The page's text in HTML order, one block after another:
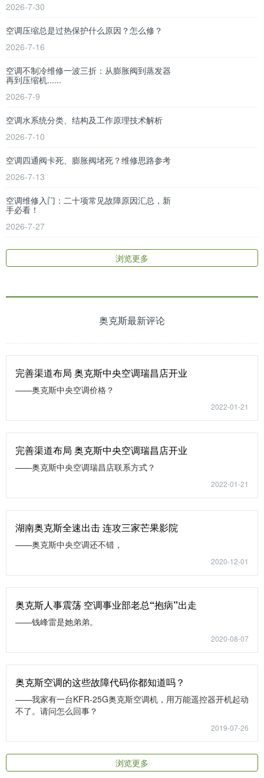
2026-7-30
空调压缩总是过热保护什么原因？怎么修？
2026-7-16
空调不制冷维修一波三折：从膨胀阀到蒸发器
再到压缩机......
2026-7-9
空调水系统分类、结构及工作原理技术解析
2026-7-10
空调四通阀卡死、膨胀阀堵死？维修思路参考
2026-7-13
空调维修入门：二十项常见故障原因汇总，新
手必看！
2026-7-27
浏览更多
奥克斯最新评论
完善渠道布局 奥克斯中央空调瑞昌店开业
——奥克斯中央空调价格？
2022-01-21
完善渠道布局 奥克斯中央空调瑞昌店开业
——奥克斯中央空调瑞昌店联系方式？
2022-01-21
湖南奥克斯全速出击 连攻三家芒果影院
——奥克斯中央空调还不错，
2020-12-01
奥克斯人事震荡 空调事业部老总“抱病”出走
——钱峰雷是她弟弟。
2020-08-07
奥克斯空调的这些故障代码你都知道吗？
——我家有一台KFR-25G奥克斯空调机，用万能遥控器开机起动
不了。请问怎么回事？
2019-07-26
浏览更多